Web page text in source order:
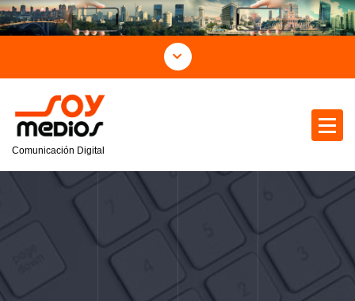
Comunicación Digital